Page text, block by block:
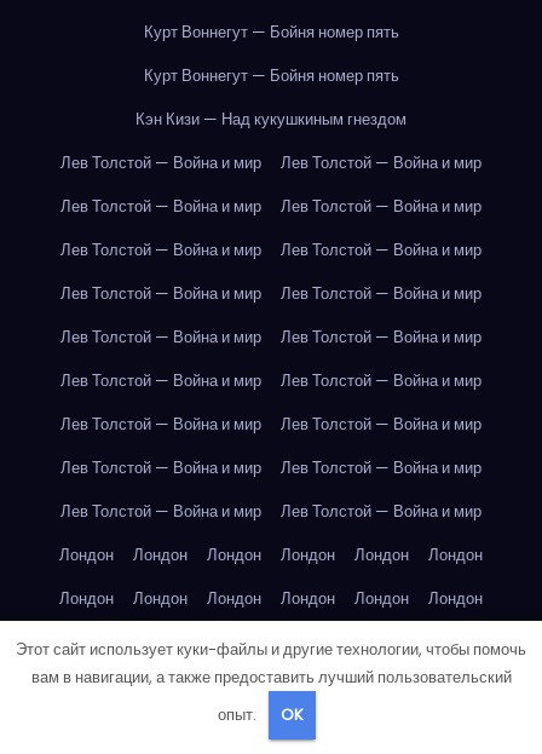
Курт Воннегут — Бойня номер пять
Курт Воннегут — Бойня номер пять
Кэн Кизи — Над кукушкиным гнездом
Лев Толстой — Война и мир
Лев Толстой — Война и мир
Лев Толстой — Война и мир
Лев Толстой — Война и мир
Лев Толстой — Война и мир
Лев Толстой — Война и мир
Лев Толстой — Война и мир
Лев Толстой — Война и мир
Лев Толстой — Война и мир
Лев Толстой — Война и мир
Лев Толстой — Война и мир
Лев Толстой — Война и мир
Лев Толстой — Война и мир
Лев Толстой — Война и мир
Лев Толстой — Война и мир
Лев Толстой — Война и мир
Лев Толстой — Война и мир
Лев Толстой — Война и мир
Лондон
Лондон Лондон Лондон Лондон
Лондон
Лондон
Лондон Лондон Лондон Лондон
Лондон
Лондон
Лондон Лондон Лондон Лондон
Лондон
Лондон
Лондон Лондон Лондон
Лос-Анджелес
Этот сайт использует куки-файлы и другие технологии, чтобы помочь
вам в навигации, а также предоставить лучший пользовательский
опыт.
OK